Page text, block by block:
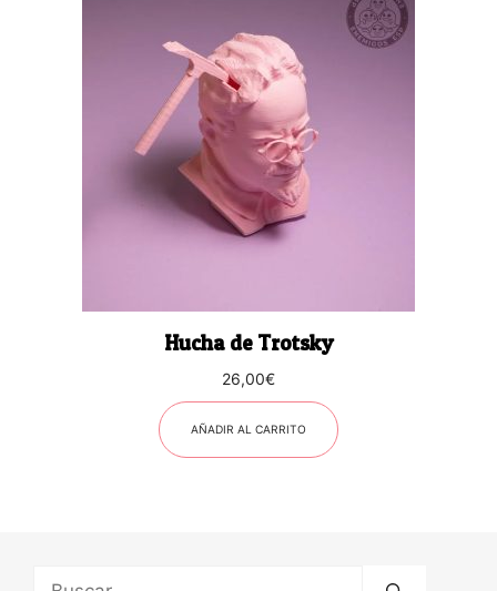
Hucha de Trotsky
26,00€
AÑADIR AL CARRITO
Buscar: